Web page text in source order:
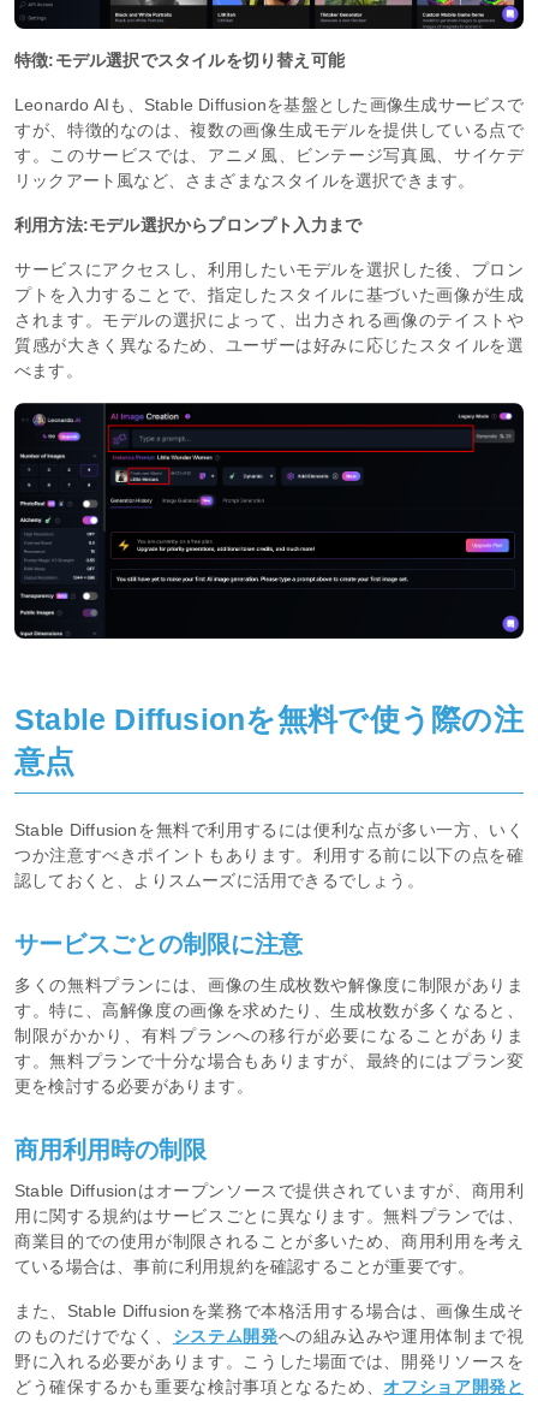
特徴:モデル選択でスタイルを切り替え可能
Leonardo AIも、Stable Diffusionを基盤とした画像生成サービスで
すが、特徴的なのは、複数の画像生成モデルを提供している点で
す。このサービスでは、アニメ風、ビンテージ写真風、サイケデ
リックアート風など、さまざまなスタイルを選択できます。
利用方法:モデル選択からプロンプト入力まで
サービスにアクセスし、利用したいモデルを選択した後、プロン
プトを入力することで、指定したスタイルに基づいた画像が生成
されます。モデルの選択によって、出力される画像のテイストや
質感が大きく異なるため、ユーザーは好みに応じたスタイルを選
べます。
Stable Diffusionを無料で使う際の注
意点
Stable Diffusionを無料で利用するには便利な点が多い一方、いく
つか注意すべきポイントもあります。利用する前に以下の点を確
認しておくと、よりスムーズに活用できるでしょう。
サービスごとの制限に注意
多くの無料プランには、画像の生成枚数や解像度に制限がありま
す。特に、高解像度の画像を求めたり、生成枚数が多くなると、
制限がかかり、有料プランへの移行が必要になることがありま
す。無料プランで十分な場合もありますが、最終的にはプラン変
更を検討する必要があります。
商用利用時の制限
Stable Diffusionはオープンソースで提供されていますが、商用利
用に関する規約はサービスごとに異なります。無料プランでは、
商業目的での使用が制限されることが多いため、商用利用を考え
ている場合は、事前に利用規約を確認することが重要です。
また、Stable Diffusionを業務で本格活用する場合は、画像生成そ
のものだけでなく、 システム開発への組み込みや運用体制まで視
野に入れる必要があります。こうした場面では、開発リソースを
どう確保するかも重要な検討事項となるため、オフショア開発と